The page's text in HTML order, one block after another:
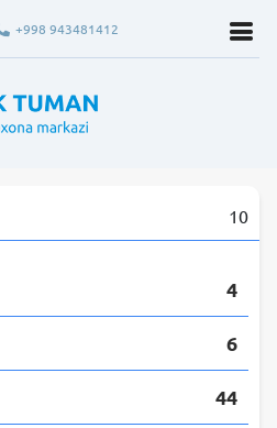
+998 943481412
10
4
6
44